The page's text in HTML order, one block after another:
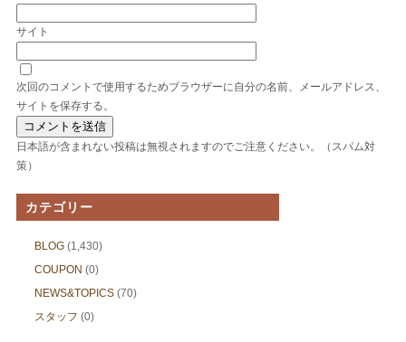
サイト
次回のコメントで使用するためブラウザーに自分の名前、メールアドレス、
サイトを保存する。
日本語が含まれない投稿は無視されますのでご注意ください。（スパム対
策）
カテゴリー
BLOG(1,430)
COUPON (0)
NEWS&TOPICS(70)
スタッフ (0)